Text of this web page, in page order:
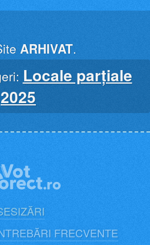
ARHIVAT.
Locale parțiale
2025
FRECVENTE